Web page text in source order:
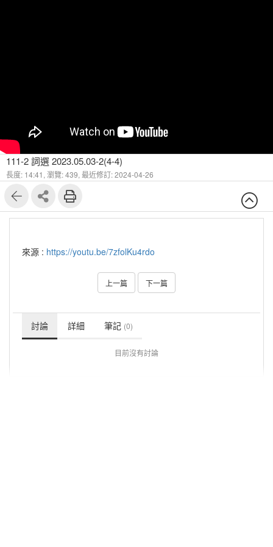
111-2 詞選 2023.05.03-2(4-4)
長度: 14:41, 瀏覽: 439, 最近修訂: 2024-04-26
來源 : https://youtu.be/7zfolKu4rdo
上一篇 下一篇
討論 詳細 筆記 (0)
目前沒有討論